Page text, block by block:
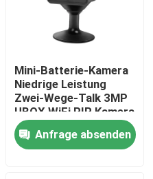
Mini-Batterie-Kamera
Niedrige Leistung
Zwei-Wege-Talk 3MP
UBOX WiFi PIR Kamera
Heimsicherheit
KameraAnfrage absenden